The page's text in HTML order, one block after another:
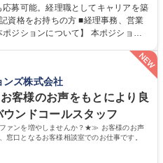
■社内稟議に
細作成 ■伝票処理、記帳業務 ■既存
】 ■月次決算補助 ■四半期・年次決
に決算業務へ業務範囲を広げていく
募可能。経理職としてキャリアを築
資格をお持ちの方 ■経理事務、営業
や振込業務など基礎的な業務から担
期決算・開示資料作成補助などへス
通常月ほぼなく、決算月でも10時間
性を身につけられる環境です。 学
専修学校 高校 語学力： 資格：日商
ンズ株式会社
客様のお声をもとにより良
ンドコールスタッフ
ァンを増やしませんか？★≫ お客様のお声
窓口となるお客様相談室でのお仕事です。